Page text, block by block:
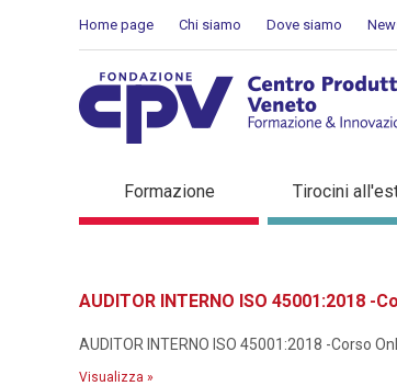
Home page Chi siamo Dove siamo
Dettaglio corso di
Formazione Tirocini
AUDITOR INTERNO ISO 45001:2018
AUDITOR INTERNO ISO 45001:2018 -Corso
Visualizza »